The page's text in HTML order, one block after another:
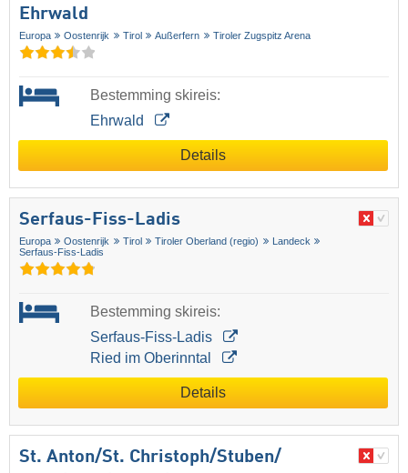
Ehrwald
Europa Oostenrijk Tirol Außerfern Tiroler Zugspitz Arena
Bestemming skireis:
Ehrwald
Details
Serfaus-Fiss-Ladis
Europa Oostenrijk Tirol Tiroler Oberland (regio)
Landeck
Serfaus-Fiss-Ladis
Bestemming skireis:
Serfaus-Fiss-Ladis
Ried im Oberinntal
Details
St. Anton/​St. Christoph/​Stuben/​